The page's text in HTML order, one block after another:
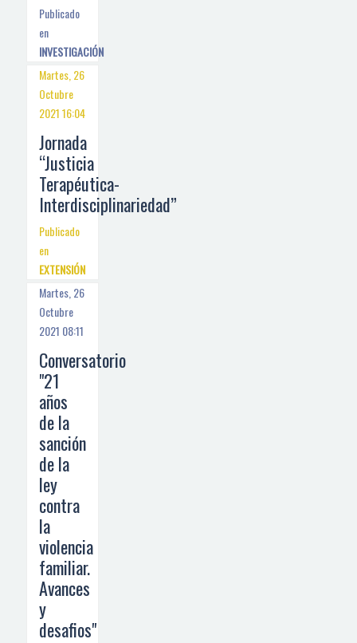
Publicado
en
INVESTIGACIÓN
Martes, 26
Octubre
2021 16:04
Jornada
“Justicia
Terapéutica-
Interdisciplinariedad”
Publicado
en
EXTENSIÓN
Martes, 26
Octubre
2021 08:11
Conversatorio
"21
años
de la
sanción
de la
ley
contra
la
violencia
familiar.
Avances
y
desafios"